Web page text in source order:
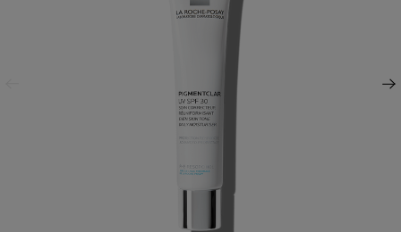
Pannello successivo